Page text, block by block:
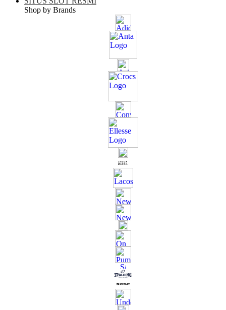
Shop by Brands